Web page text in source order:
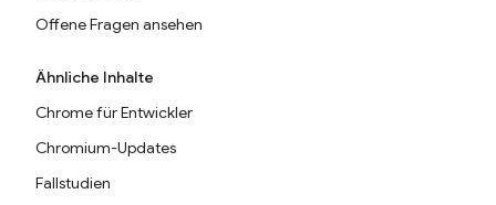
Offene Fragen ansehen
Ähnliche Inhalte
Chrome für Entwickler
Chromium-Updates
Fallstudien